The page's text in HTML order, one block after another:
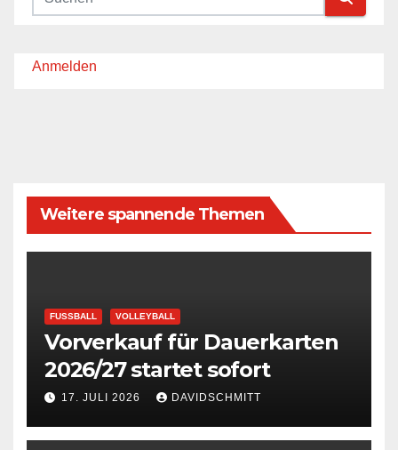
Anmelden
Weitere spannende Themen
FUSSBALL VOLLEYBALL
Vorverkauf für Dauerkarten
2026/27 startet sofort
17. JULI 2026 DAVIDSCHMITT